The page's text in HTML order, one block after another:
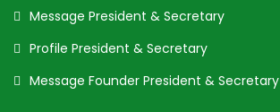
Message President & Secretary
Profile President & Secretary
Message Founder President & Secretary